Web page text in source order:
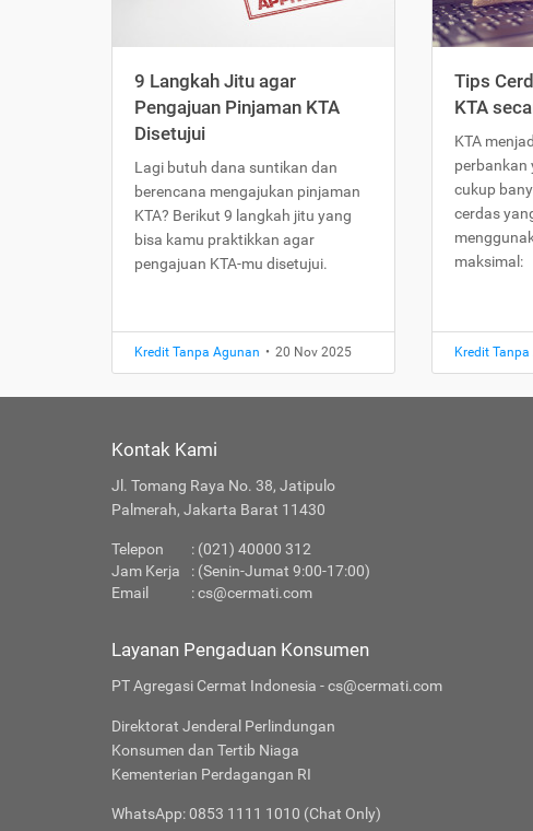
9 Langkah Jitu agar
Pengajuan Pinjaman KTA
Disetujui
Lagi butuh dana suntikan dan
berencana mengajukan pinjaman
KTA? Berikut 9 langkah jitu yang
bisa kamu praktikkan agar
pengajuan KTA-mu disetujui.
Kredit Tanpa Agunan • 20 Nov 2025
Tips
KTA
KTA
perbankan
cukup
cerdas
maksimal:
Kredit
Kontak Kami
Jl. Tomang Raya No. 38, Jatipulo
Palmerah, Jakarta Barat 11430
Telepon
: (021) 40000 312
Jam Kerja
: (Senin-Jumat 9:00-17:00)
Email
:cs@cermati.com
Layanan Pengaduan Konsumen
PT Agregasi Cermat Indonesia - cs@cermati.com
Direktorat Jenderal Perlindungan
Konsumen dan Tertib Niaga
Kementerian Perdagangan RI
WhatsApp: 0853 1111 1010 (Chat Only)